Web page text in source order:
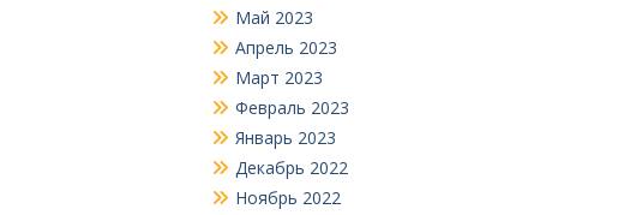
Май 2023
Апрель 2023
Март 2023
Февраль 2023
Январь 2023
Декабрь 2022
Ноябрь 2022